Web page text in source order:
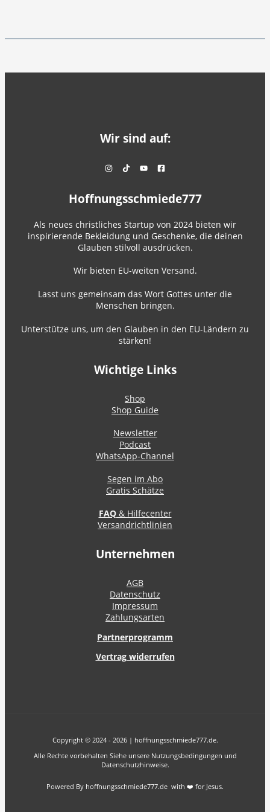
Wir sind auf:
Hoffnungsschmiede777
Als neues christliches Startup von 2024 bieten wir
inspirierende Bekleidung und Geschenke, die deinen
Glauben stilvoll ausdrücken.
Wir bieten EU-weiten Versand.
Lasst uns gemeinsam das Wort Gottes unter die
Menschen bringen.
Unterstütze uns, um den Glauben in den EU-Ländern zu
stärken!
Wichtige Links
Shop
Shop Guide
Newsletter
Podcast
WhatsApp-Channel
Segen im Abo
Gratis Schätze
FAQ& Hilfecenter
Versandrichtlinien
Unternehmen
AGB
Datenschutz
Impressum
Zahlungsarten
Partnerprogramm
Vertrag widerrufen
Copyright © 2024 - 2026 | hoffnungsschmiede777.de.
Alle Rechte vorbehalten Siehe unsere Nutzungsbedingungen und
Datenschutzhinweise.
Powered By hoffnungsschmiede777.de with ❤️ for Jesus.